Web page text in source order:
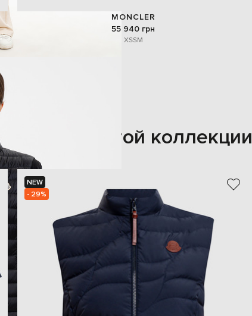
MONCLER
55 940 грн
XSSM
Также из этой коллекции
NEW
- 29%